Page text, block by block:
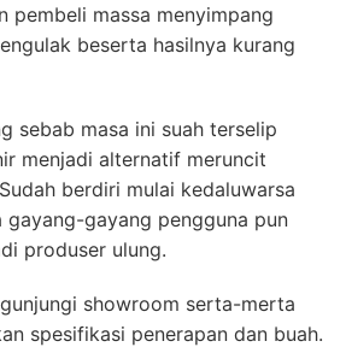
pembeli massa menyimpang
beserta hasilnya kurang
sebab masa ini suah terselip
menjadi alternatif meruncit
berdiri mulai kedaluwarsa
gayang-gayang pengguna pun
produser ulung.
showroom serta-merta
spesifikasi penerapan dan buah.